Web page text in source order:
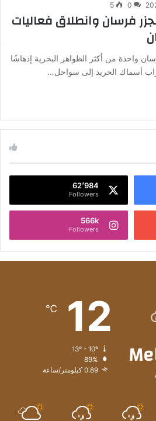
0
5
فرسان وانطلاق فعاليات
من أكثر الظواهر البحرية إدهاشًا
أسماك الحريد إلى سواحل…
62٬984
Followers
566k
Followers
12
℃
89%
0.89 كيلومتر/ساعة